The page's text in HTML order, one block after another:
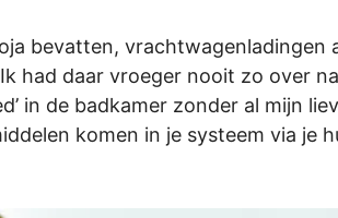
bevatten,
had daar vroeger nooit zo over
in de badkamer zonder al mijn
komen in je systeem via